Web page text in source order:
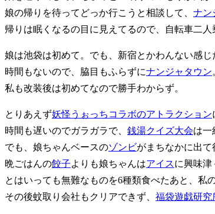
娘の帰りを待ってどっか行こうと相談して、 ナン
帰りは眠くなるの目に見えてるので、自転車二
娘は池袋は初めて。でも、新宿とかわんない感じ
時間もないので、脇目もふらずにナンジャタウン
私も改装後は初めてなので勝手わからず。
とりあえず妖怪うぉっちコラボのアトラクション
時間も遅いのでガラガラで、 銭湯クイズ大会は一
でも、娘ちゃんベースのゾンビがまちなかに出て
晩ごはんの餃子よりも娘ちゃんはアイスに興味津
とはいっても無難なものを6種類食べたあと、私
その後蚊取り会社もクリアできず、 福袋遊戯研究